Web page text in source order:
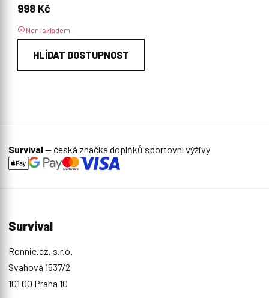
998 Kč
Není skladem
HLÍDAT DOSTUPNOST
Survival— česká značka doplňků sportovní výživy
Survival
Ronnie.cz, s.r.o.
Svahová 1537/2
101 00 Praha 10